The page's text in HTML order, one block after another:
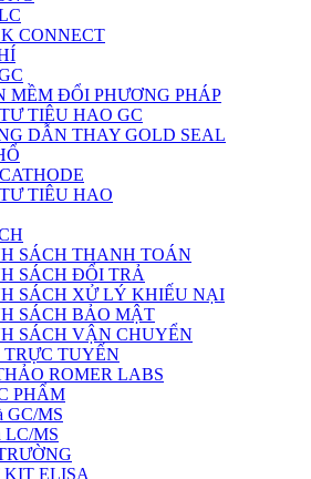
CONNECT
MỀM ĐỔI PHƯƠNG PHÁP
TIÊU HAO GC
DẪN THAY GOLD SEAL
TIÊU HAO
SÁCH THANH TOÁN
SÁCH ĐỔI TRẢ
SÁCH XỬ LÝ KHIẾU NẠI
SÁCH BẢO MẬT
SÁCH VẬN CHUYỂN
TUYẾN
ROMER LABS
PHẨM
GC/MS
LC/MS
KIT ELISA